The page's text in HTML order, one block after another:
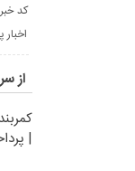
کد خبر :
اخبار
از
|